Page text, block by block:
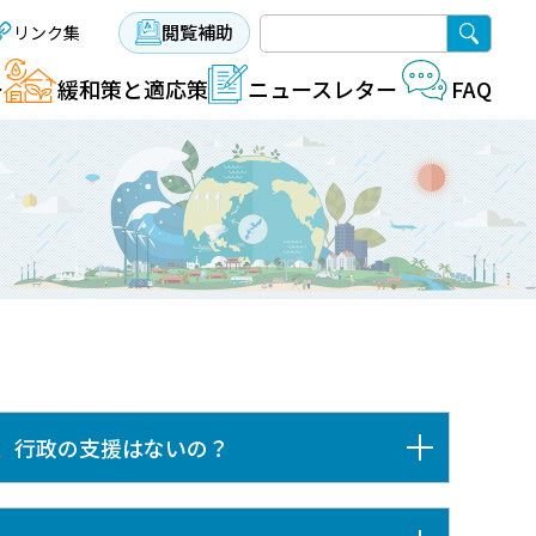
リンク集 閲覧補助
緩和策と適応策 ニュースレター FAQ
政の支援はないの？